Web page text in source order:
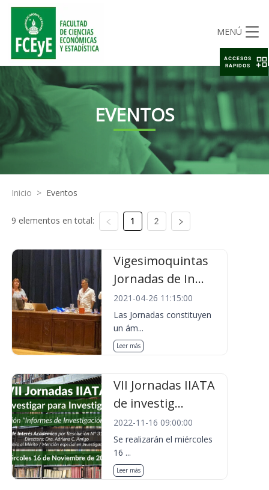
MENÚ
EVENTOS
Inicio > Eventos
9 elementos en total: 1 2
Vigesimoquintas
Jornadas de In...
2021-04-26 11:15:00
Las Jornadas constituyen
un ám...
Leer más
VII Jornadas IIATA
de investig...
2022-11-16 09:00:00
Se realizarán el miércoles
16 ...
Leer más
ACCESOS
RAPIDOS